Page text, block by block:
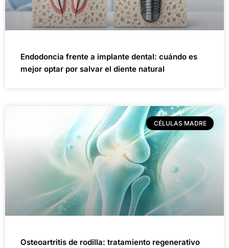
Endodoncia frente a implante dental: cuándo es
mejor optar por salvar el diente natural
CÉLULAS MADRE
Osteoartritis de rodilla: tratamiento regenerativo